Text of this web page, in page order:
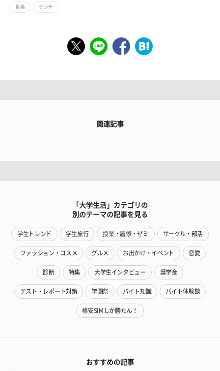
食事 ランチ
関連記事
「大学生活」カテゴリの
別のテーマの記事を見る
学生トレンド 学生旅行 授業・履修・ゼミ サークル・部活
ファッション・コスメ グルメ お出かけ・イベント 恋愛
診断 特集 大学生インタビュー 奨学金
テスト・レポート対策 学園祭 バイト知識 バイト体験談
格安SIMしか勝たん！
おすすめの記事